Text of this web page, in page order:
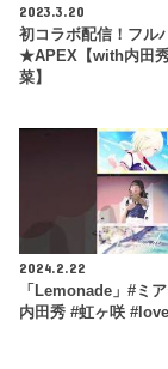
2023.3.20
初コラボ配信！フル
★APEX【with内田
菜】
2024.2.22
「Lemonade」#ミ
内田秀 #虹ヶ咲